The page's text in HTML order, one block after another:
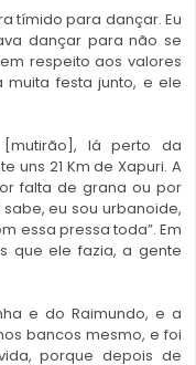
tímido para dançar. Eu
dançar para não se
respeito aos valores
festa junto, e ele
lá perto da
uns 21 Km de Xapuri. A
falta de grana ou por
eu sou urbanoide,
essa pressa toda”. Em
que ele fazia, a gente
e do Raimundo, e a
bancos mesmo, e foi
porque depois de